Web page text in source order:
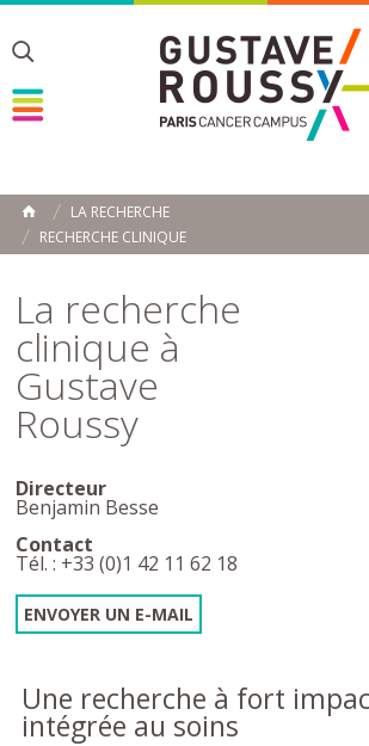
Toggle
Toggle
Toggle
ACCUEIL
LA RECHERCHE
RECHERCHE CLINIQUE
La recherche
clinique à
Gustave
Roussy
Directeur
Benjamin Besse
Contact
Tél. : +33 (0)1 42 11 62 18
ENVOYER UN E-MAIL
Une recherche à fort
intégrée au soins